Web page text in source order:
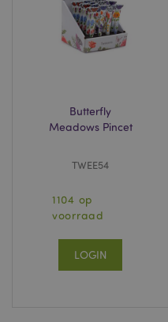
Butterfly
Meadows Pincet
TWEE54
1104 op
voorraad
LOGIN